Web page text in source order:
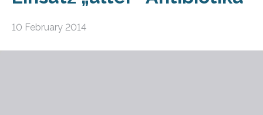
10 February 2014